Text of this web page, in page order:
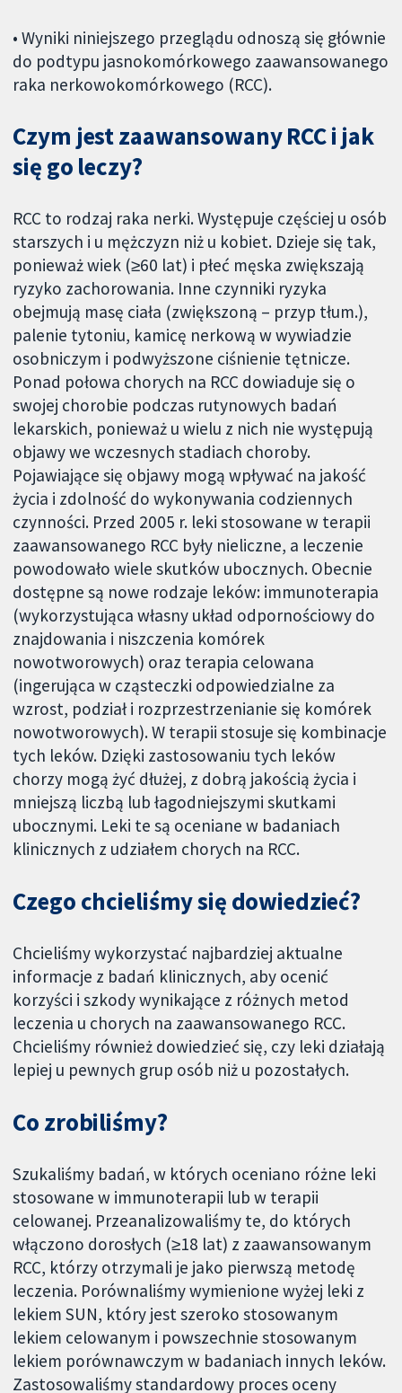
• Wyniki niniejszego przeglądu odnoszą się głównie
do podtypu jasnokomórkowego zaawansowanego
raka nerkowokomórkowego (RCC).
Czym jest zaawansowany RCC i jak
się go leczy?
RCC to rodzaj raka nerki. Występuje częściej u osób
starszych i u mężczyzn niż u kobiet. Dzieje się tak,
ponieważ wiek (≥60 lat) i płeć męska zwiększają
ryzyko zachorowania. Inne czynniki ryzyka
obejmują masę ciała (zwiększoną – przyp tłum.),
palenie tytoniu, kamicę nerkową w wywiadzie
osobniczym i podwyższone ciśnienie tętnicze.
Ponad połowa chorych na RCC dowiaduje się o
swojej chorobie podczas rutynowych badań
lekarskich, ponieważ u wielu z nich nie występują
objawy we wczesnych stadiach choroby.
Pojawiające się objawy mogą wpływać na jakość
życia i zdolność do wykonywania codziennych
czynności. Przed 2005 r. leki stosowane w terapii
zaawansowanego RCC były nieliczne, a leczenie
powodowało wiele skutków ubocznych. Obecnie
dostępne są nowe rodzaje leków: immunoterapia
(wykorzystująca własny układ odpornościowy do
znajdowania i niszczenia komórek
nowotworowych) oraz terapia celowana
(ingerująca w cząsteczki odpowiedzialne za
wzrost, podział i rozprzestrzenianie się komórek
nowotworowych). W terapii stosuje się kombinacje
tych leków. Dzięki zastosowaniu tych leków
chorzy mogą żyć dłużej, z dobrą jakością życia i
mniejszą liczbą lub łagodniejszymi skutkami
ubocznymi. Leki te są oceniane w badaniach
klinicznych z udziałem chorych na RCC.
Czego chcieliśmy się dowiedzieć?
Chcieliśmy wykorzystać najbardziej aktualne
informacje z badań klinicznych, aby ocenić
korzyści i szkody wynikające z różnych metod
leczenia u chorych na zaawansowanego RCC.
Chcieliśmy również dowiedzieć się, czy leki działają
lepiej u pewnych grup osób niż u pozostałych.
Co zrobiliśmy?
Szukaliśmy badań, w których oceniano różne leki
stosowane w immunoterapii lub w terapii
celowanej. Przeanalizowaliśmy te, do których
włączono dorosłych (≥18 lat) z zaawansowanym
RCC, którzy otrzymali je jako pierwszą metodę
leczenia. Porównaliśmy wymienione wyżej leki z
lekiem SUN, który jest szeroko stosowanym
lekiem celowanym i powszechnie stosowanym
lekiem porównawczym w badaniach innych leków.
Zastosowaliśmy standardowy proces oceny